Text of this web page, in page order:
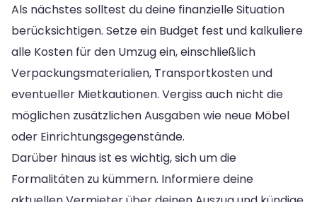
Als nächstes solltest du deine finanzielle Situation
berücksichtigen. Setze ein Budget fest und kalkuliere
alle Kosten für den Umzug ein, einschließlich
Verpackungsmaterialien, Transportkosten und
eventueller Mietkautionen. Vergiss auch nicht die
möglichen zusätzlichen Ausgaben wie neue Möbel
oder Einrichtungsgegenstände.
Darüber hinaus ist es wichtig, sich um die
Formalitäten zu kümmern. Informiere deine